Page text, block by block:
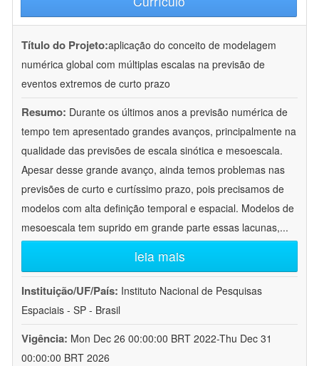
Título do Projeto:aplicação do conceito de modelagem
numérica global com múltiplas escalas na previsão de
eventos extremos de curto prazo
Resumo: Durante os últimos anos a previsão numérica de
tempo tem apresentado grandes avanços, principalmente na
qualidade das previsões de escala sinótica e mesoescala.
Apesar desse grande avanço, ainda temos problemas nas
previsões de curto e curtíssimo prazo, pois precisamos de
modelos com alta definição temporal e espacial. Modelos de
mesoescala tem suprido em grande parte essas lacunas,...
leia mais
Instituição/UF/País: Instituto Nacional de Pesquisas
Espaciais - SP - Brasil
Vigência: Mon Dec 26 00:00:00 BRT 2022-Thu Dec 31
00:00:00 BRT 2026